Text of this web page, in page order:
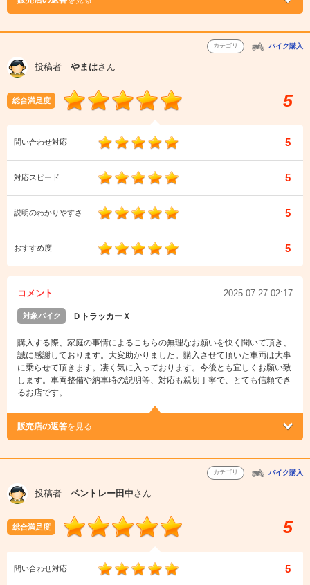
カテゴリ バイク購入
投稿者 やまはさん
総合満足度 5
問い合わせ対応 5
対応スピード 5
説明のわかりやすさ 5
おすすめ度 5
コメント 2025.07.27 02:17
対象バイク ＤトラッカーＸ
購入する際、家庭の事情によるこちらの無理なお願いを快く聞いて頂き、
誠に感謝しております。大変助かりました。購入させて頂いた車両は大事
に乗らせて頂きます。凄く気に入っております。今後とも宜しくお願い致
します。車両整備や納車時の説明等、対応も親切丁寧で、とても信頼でき
るお店です。
販売店の返答を見る
カテゴリ バイク購入
投稿者 ベントレー田中さん
総合満足度 5
問い合わせ対応 5